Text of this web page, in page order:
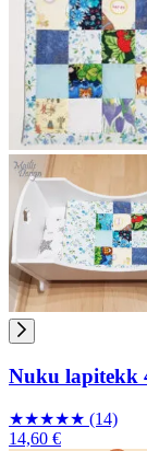
Nuku lapitekk
★★★★★ (14)
14,60 €